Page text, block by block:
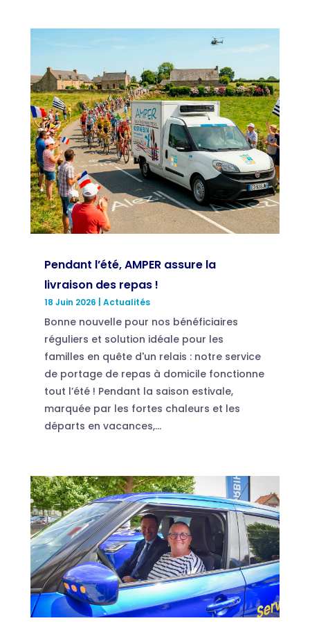
Pendant l’été, AMPER assure la
livraison des repas !
18 Juin 2026 Actualités
Bonne nouvelle pour nos bénéficiaires
réguliers et solution idéale pour les
familles en quête d'un relais : notre service
de portage de repas à domicile fonctionne
tout l’été ! Pendant la saison estivale,
marquée par les fortes chaleurs et les
départs en vacances,...